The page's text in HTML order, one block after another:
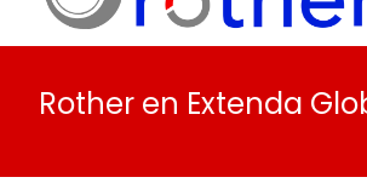
Rother en Extenda